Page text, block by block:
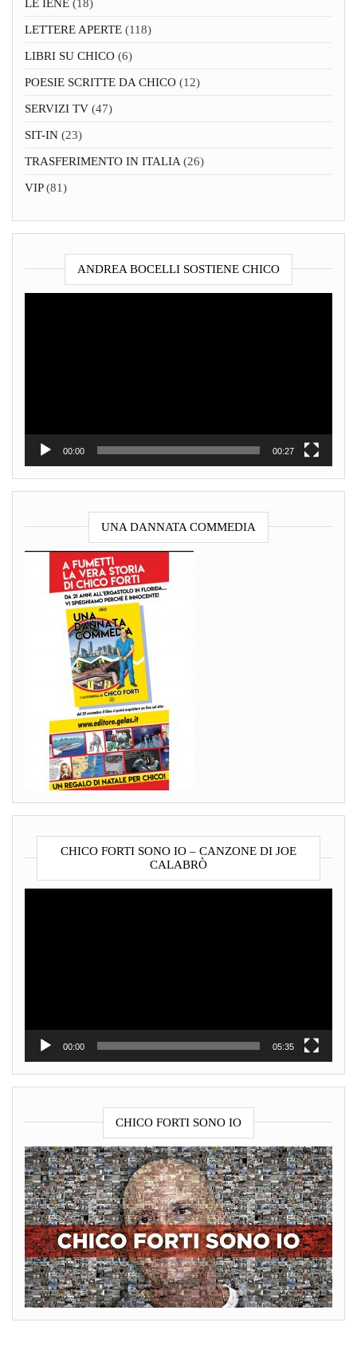
LE IENE (18)
LETTERE APERTE (118)
LIBRI SU CHICO (6)
POESIE SCRITTE DA CHICO (12)
SERVIZI TV (47)
SIT-IN (23)
TRASFERIMENTO IN ITALIA (26)
VIP(81)
ANDREA BOCELLI SOSTIENE CHICO
00:00 00:27
UNA DANNATA COMMEDIA
CHICO FORTI SONO IO – CANZONE DI JOE
CALABRÒ
00:00 05:35
CHICO FORTI SONO IO